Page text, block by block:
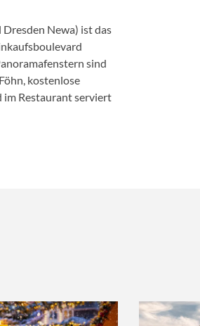
Newa
Newa) ist das
sind
kostenlose
im Restaurant serviert